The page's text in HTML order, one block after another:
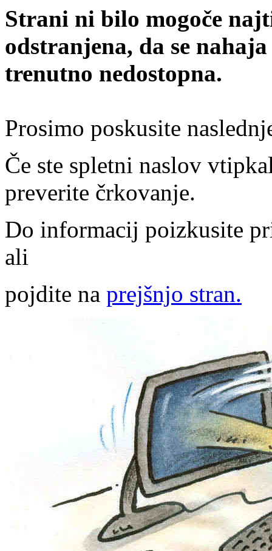
Strani ni bilo mogoče
odstranjena, da se
trenutno nedostopna.
Prosimo poskusite
Če ste spletni naslov
preverite črkovanje.
Do informacij poizkusite
ali
pojdite na prejšnjo stran.